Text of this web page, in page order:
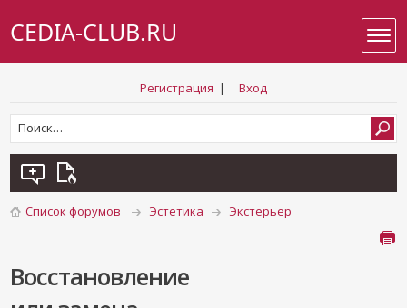
CEDIA-CLUB.RU
Регистрация | Вход
Список форумов Эстетика Экстерьер
Восстановление